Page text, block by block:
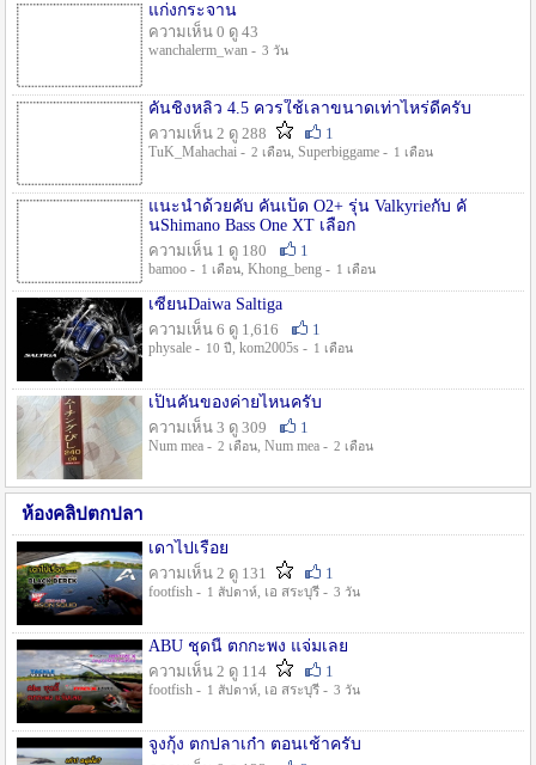
แก่งกระจาน
ความเห็น 0 ดู 43
wanchalerm_wan - 3 วัน
คันชิงหลิว 4.5 ควรใช้เลาขนาดเท่าไหร่ดีครับ
ความเห็น 2 ดู 288
1
TuK_Mahachai - 2 เดือน, Superbiggame - 1 เดือน
แนะนำด้วยคับ คันเบ็ด O2+ รุ่น Valkyrieกับ คั
นShimano Bass One XT เลือก
ความเห็น 1 ดู 180
1
bamoo - 1 เดือน, Khong_beng - 1 เดือน
เซียนDaiwa Saltiga
ความเห็น 6 ดู 1,616
1
physale - 10 ปี , kom2005s - 1 เดือน
เป็นคันของค่ายไหนครับ
ความเห็น 3 ดู 309
1
Num mea - 2 เดือน, Num mea - 2 เดือน
ห้องคลิปตกปลา
เดาไปเรื่อย
ความเห็น 2 ดู 131
1
footfish - 1 สัปดาห์, เอ สระบุรี - 3 วัน
ABU ชุดนี้ ตกกะพง แจ่มเลย
ความเห็น 2 ดู 114
1
footfish - 1 สัปดาห์, เอ สระบุรี - 3 วัน
จูงกุ้ง ตกปลาเก๋า ตอนเช้าครับ